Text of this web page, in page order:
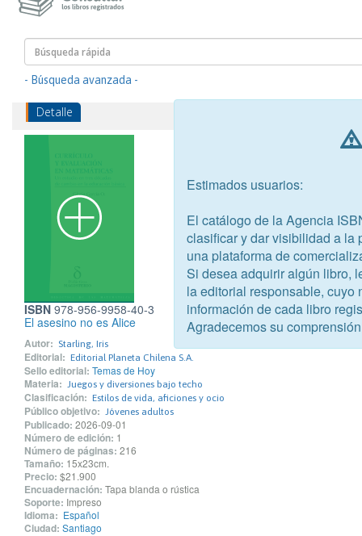
- Búsqueda avanzada -
Detalle
ISBN 978-956-9958-40-3
El asesino no es Alice
Autor: Starling, Iris
Editorial: Editorial Planeta Chilena S.A.
Sello editorial: Temas de Hoy
Materia: Juegos y diversiones bajo techo
Clasificación: Estilos de vida, aficiones y ocio
Público objetivo: Jóvenes adultos
Publicado: 2026-09-01
Número de edición: 1
Número de páginas: 216
Tamaño: 15x23cm.
Precio: $21.900
Encuadernación: Tapa blanda o rústica
Soporte: Impreso
Idioma: Español
Ciudad: Santiago
Estimados usuarios:
El catálogo de la Agencia
clasificar y dar visibilidad a la
una plataforma de
Si desea adquirir algún libro,
la editorial responsable, cuyo
información de cada libro
Agradecemos su